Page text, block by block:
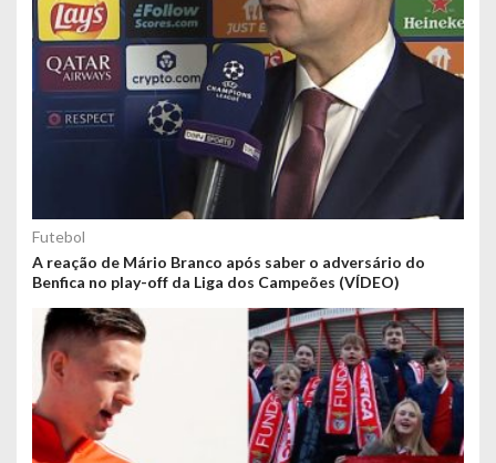
Futebol
A reação de Mário Branco após saber o adversário do
Benfica no play-off da Liga dos Campeões (VÍDEO)